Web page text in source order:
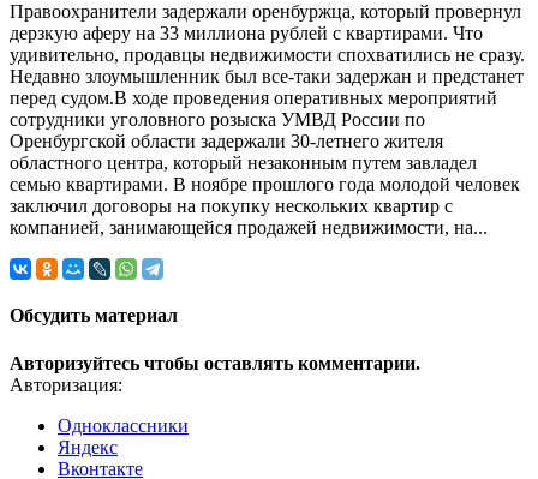
Правоохранители задержали оренбуржца, который провернул
дерзкую аферу на 33 миллиона рублей с квартирами. Что
удивительно, продавцы недвижимости спохватились не сразу.
Недавно злоумышленник был все-таки задержан и предстанет
перед судом.В ходе проведения оперативных мероприятий
сотрудники уголовного розыска УМВД России по
Оренбургской области задержали 30-летнего жителя
областного центра, который незаконным путем завладел
семью квартирами. В ноябре прошлого года молодой человек
заключил договоры на покупку нескольких квартир с
компанией, занимающейся продажей недвижимости, на...
Обсудить материал
Авторизуйтесь чтобы оставлять комментарии.
Авторизация:
Одноклассники
Яндекс
Вконтакте